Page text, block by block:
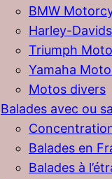
BMW
Harley-
Triumph
Yamaha
Motos divers
Balades avec ou
Balades en
Balades à